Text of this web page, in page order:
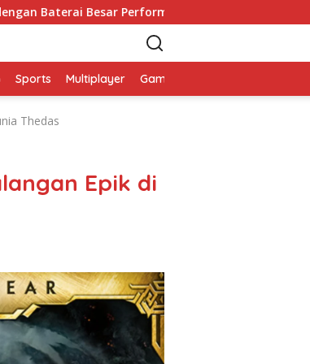
Besar Performa Andal
Sports Multiplayer Game Viral
Thedas
Epik di